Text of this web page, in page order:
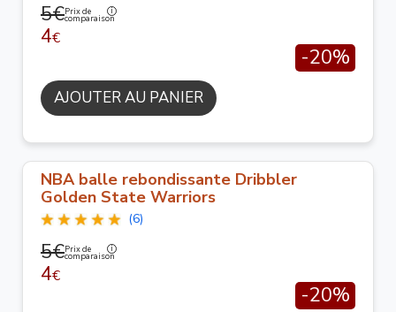
5€Prix de
comparaison
4€
-20%
AJOUTER AU PANIER
NBA balle rebondissante Dribbler
Golden State Warriors
(6)
5€Prix de
comparaison
4€
-20%